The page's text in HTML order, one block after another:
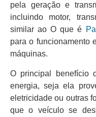
pela geração e
incluindo motor,
similar ao O que é
para o funcionamento
máquinas.
O principal benefício
energia, seja ela
eletricidade ou outras
que o veículo se